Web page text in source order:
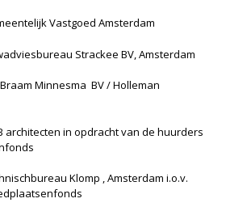
Vastgoed Amsterdam
Strackee BV, Amsterdam
Minnesma BV / Holleman
in opdracht van de huurders
Klomp , Amsterdam i.o.v.